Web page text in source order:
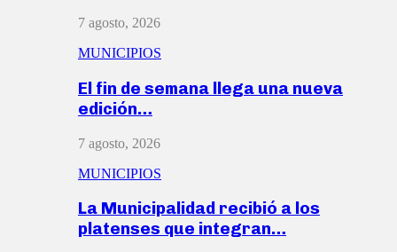
7 agosto, 2026
MUNICIPIOS
El fin de semana llega una nueva
edición…
7 agosto, 2026
MUNICIPIOS
La Municipalidad recibió a los
platenses que integran…